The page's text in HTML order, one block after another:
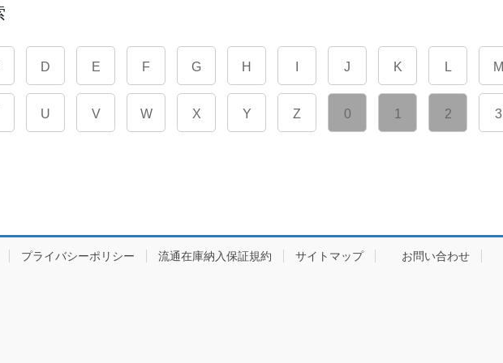
D E F G H J K L M
U V W X Y Z 0 1 2 3
プライバシーポリシー 流通在庫納入保証規約 サイトマップ お問い合わせ